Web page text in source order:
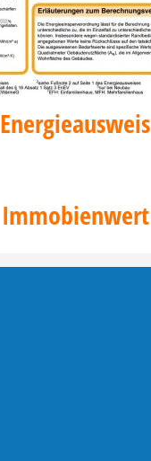
Energieausweis
Immobienwert